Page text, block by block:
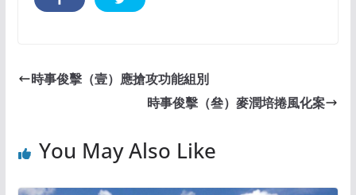
時事俊擊（壹）應搶攻功能組別
時事俊擊（叄）麥潤培捲風化案
You May Also Like